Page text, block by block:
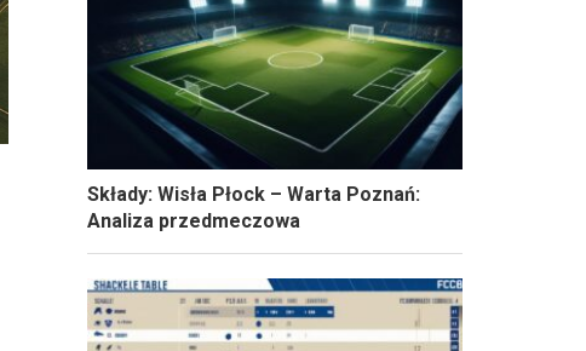
Składy: Wisła Płock – Warta Poznań:
Analiza przedmeczowa